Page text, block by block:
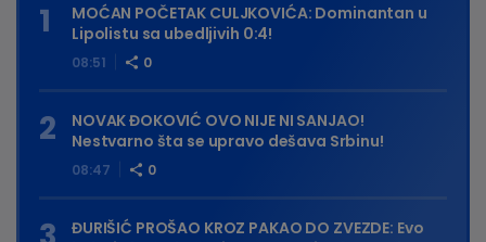
08:51 0
MOĆAN POČETAK CULJKOVIĆA: Dominantan u
Lipolistu sa ubedljivih 0:4!
08:47 0
NOVAK ĐOKOVIĆ OVO NIJE NI SANJAO!
Nestvarno šta se upravo dešava Srbinu!
ĐURIŠIĆ PROŠAO KROZ PAKAO DO ZVEZDE: Evo